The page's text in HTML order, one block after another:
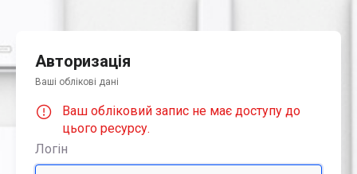
Авторизація
Ваші облікові дані
Ваш обліковий запис не має доступу до
цього ресурсу.
Логін